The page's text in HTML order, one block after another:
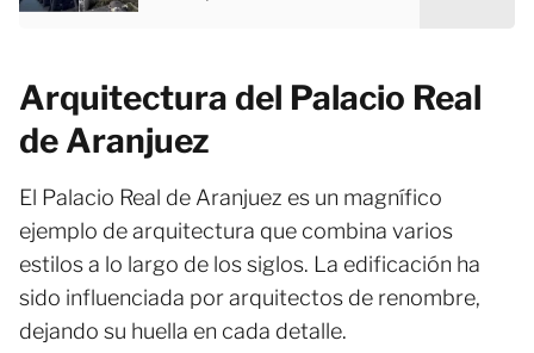
Arquitectura del Palacio Real
de Aranjuez
El Palacio Real de Aranjuez es un magnífico
ejemplo de arquitectura que combina varios
estilos a lo largo de los siglos. La edificación ha
sido influenciada por arquitectos de renombre,
dejando su huella en cada detalle.